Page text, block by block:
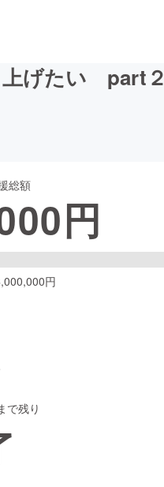
ファッション
上げたい part２
総額
円
円
で残り